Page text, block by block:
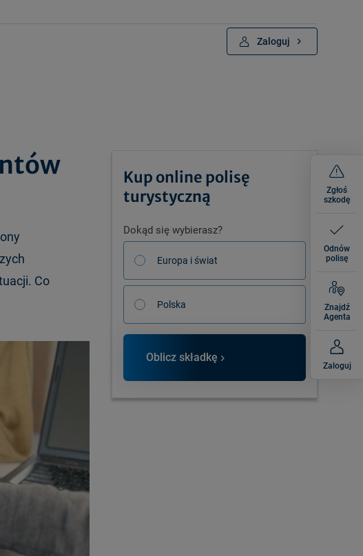
Zaloguj
Co
Kup online polisę
turystyczną
Dokąd się wybierasz?
Europa i świat
Polska
Oblicz składkę
Zgłoś
szkodę
Odnów
polisę
Znajdź
Agenta
Zaloguj